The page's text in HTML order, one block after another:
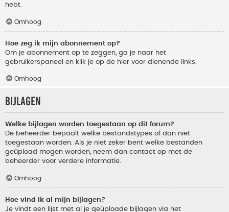
hebt.
Omhoog
Hoe zeg ik mijn abonnement op?
Om je abonnement op te zeggen, ga je naar het
gebruikerspaneel en klik je op de hier voor dienende links.
Omhoog
Bijlagen
Welke bijlagen worden toegestaan op dit forum?
De beheerder bepaalt welke bestandstypes al dan niet
toegestaan worden. Als je niet zeker bent welke bestanden
geüpload mogen worden, neem dan contact op met de
beheerder voor verdere informatie.
Omhoog
Hoe vind ik al mijn bijlagen?
Je vindt een lijst met al je geüploade bijlagen via het